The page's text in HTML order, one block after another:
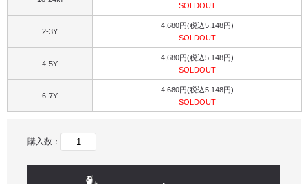
SOLDOUT
2-3Y
4,680円(税込5,148円)
SOLDOUT
4-5Y
4,680円(税込5,148円)
SOLDOUT
6-7Y
4,680円(税込5,148円)
SOLDOUT
購入数：